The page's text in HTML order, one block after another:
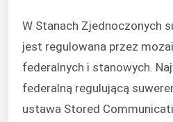
W Stanach Zjednoczonych
jest regulowana przez
federalnych i stanowych.
federalną regulującą
ustawa Stored